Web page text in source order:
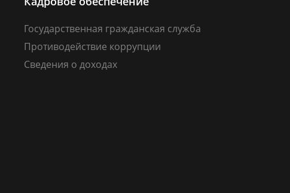
Государственная гражданская служба
Противодействие коррупции
Сведения о доходах